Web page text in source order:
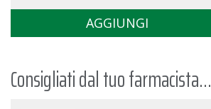
AGGIUNGI
Consigliati dal tuo farmacista...